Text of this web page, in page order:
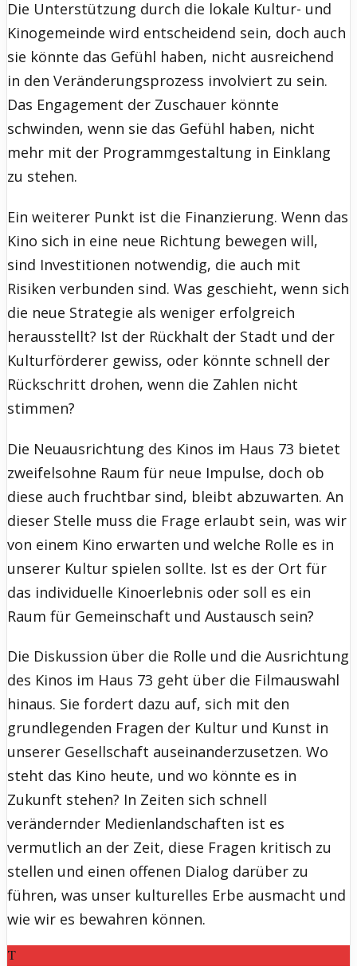
Die Unterstützung durch die lokale Kultur- und
Kinogemeinde wird entscheidend sein, doch auch
sie könnte das Gefühl haben, nicht ausreichend
in den Veränderungsprozess involviert zu sein.
Das Engagement der Zuschauer könnte
schwinden, wenn sie das Gefühl haben, nicht
mehr mit der Programmgestaltung in Einklang
zu stehen.
Ein weiterer Punkt ist die Finanzierung. Wenn das
Kino sich in eine neue Richtung bewegen will,
sind Investitionen notwendig, die auch mit
Risiken verbunden sind. Was geschieht, wenn sich
die neue Strategie als weniger erfolgreich
herausstellt? Ist der Rückhalt der Stadt und der
Kulturförderer gewiss, oder könnte schnell der
Rückschritt drohen, wenn die Zahlen nicht
stimmen?
Die Neuausrichtung des Kinos im Haus 73 bietet
zweifelsohne Raum für neue Impulse, doch ob
diese auch fruchtbar sind, bleibt abzuwarten. An
dieser Stelle muss die Frage erlaubt sein, was wir
von einem Kino erwarten und welche Rolle es in
unserer Kultur spielen sollte. Ist es der Ort für
das individuelle Kinoerlebnis oder soll es ein
Raum für Gemeinschaft und Austausch sein?
Die Diskussion über die Rolle und die Ausrichtung
des Kinos im Haus 73 geht über die Filmauswahl
hinaus. Sie fordert dazu auf, sich mit den
grundlegenden Fragen der Kultur und Kunst in
unserer Gesellschaft auseinanderzusetzen. Wo
steht das Kino heute, und wo könnte es in
Zukunft stehen? In Zeiten sich schnell
verändernder Medienlandschaften ist es
vermutlich an der Zeit, diese Fragen kritisch zu
stellen und einen offenen Dialog darüber zu
führen, was unser kulturelles Erbe ausmacht und
wie wir es bewahren können.
T